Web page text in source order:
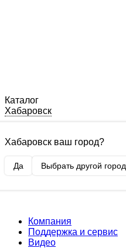
Каталог
Хабаровск
Хабаровск ваш город?
Да Выбрать другой город
Компания
Поддержка и сервис
Видео